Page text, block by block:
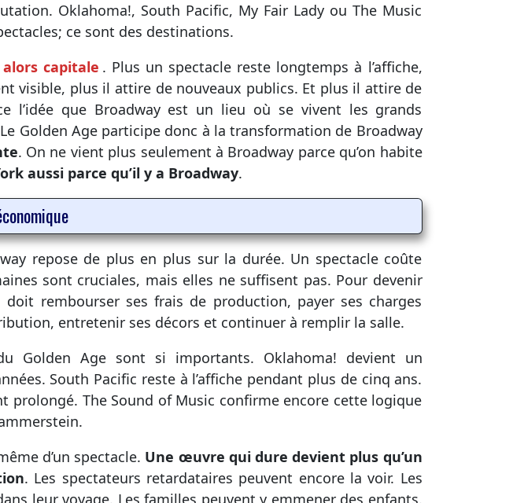
Oklahoma!, South Pacific, My Fair Lady ou The Music
ce sont des destinations.
capitale . Plus un spectacle reste longtemps à l’affiche,
visible, plus il attire de nouveaux publics. Et plus il attire de
l’idée que Broadway est un lieu où se vivent les grands
Golden Age participe donc à la transformation de Broadway
. On ne vient plus seulement à Broadway parce qu’on habite
aussi parce qu’il y a Broadway.
repose de plus en plus sur la durée. Un spectacle coûte
sont cruciales, mais elles ne suffisent pas. Pour devenir
rembourser ses frais de production, payer ses charges
entretenir ses décors et continuer à remplir la salle.
Golden Age sont si importants. Oklahoma! devient un
South Pacific reste à l’affiche pendant plus de cinq ans.
prolongé. The Sound of Music confirme encore cette logique
d’un spectacle. Une œuvre qui dure devient plus qu’un
. Les spectateurs retardataires peuvent encore la voir. Les
leur voyage. Les familles peuvent y emmener des enfants.